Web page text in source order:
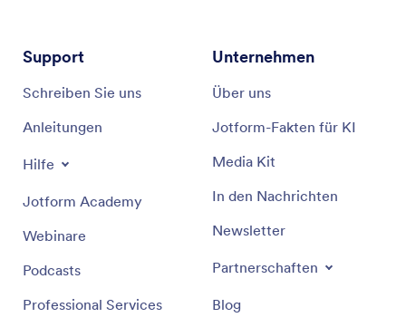
Support
Schreiben Sie uns
Anleitungen
Hilfe
Jotform Academy
Webinare
Podcasts
Professional Services
Unternehmen
Über uns
Jotform-Fakten für KI
Media Kit
In den Nachrichten
Newsletter
Partnerschaften
Blog